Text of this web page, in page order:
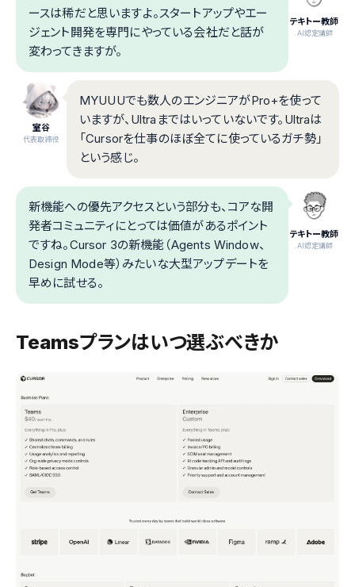
テキトー教師
.AI認定講師
ースは稀だと思いますよ。スタートアップやエー
ジェント開発を専門にやっている会社だと話が
変わってきますが。
室谷
代表取締役
MYUUUでも数人のエンジニアがPro+を使って
いますが、Ultraまではいっていないです。Ultraは
「Cursorを仕事のほぼ全てに使っているガチ勢」
という感じ。
テキトー教師
.AI認定講師
新機能への優先アクセスという部分も、コアな開
発者コミュニティにとっては価値があるポイント
ですね。Cursor 3の新機能（Agents Window、
Design Mode等）みたいな大型アップデートを
早めに試せる。
Teamsプランはいつ選ぶべきか